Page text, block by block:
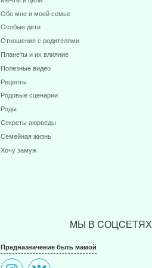
Обо мне и моей семье
Особые дети
Отношения с родителями
Планеты и их влияние
Полезные видео
Рецепты
Родовые сценарии
Роды
Секреты аюрведы
Семейная жизнь
Хочу замуж
МЫ В CОЦCЕТЯХ
Предназначение быть мамой